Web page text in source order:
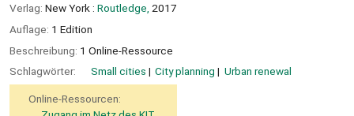
Verlag: New York : Routledge, 2017
Auflage: 1 Edition
Beschreibung: 1 Online-Ressource
Schlagwörter:
Small cities City planning Urban renewal
Online-Ressourcen: